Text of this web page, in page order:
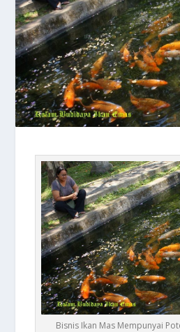
Bisnis Ikan Mas Mempunyai